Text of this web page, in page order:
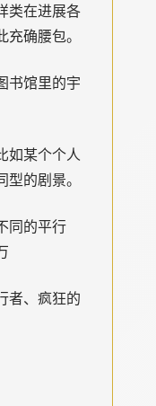
类在进展各
确腰包。
书馆里的宇
如某个个人
的剧景。
同的平行
者、疯狂的